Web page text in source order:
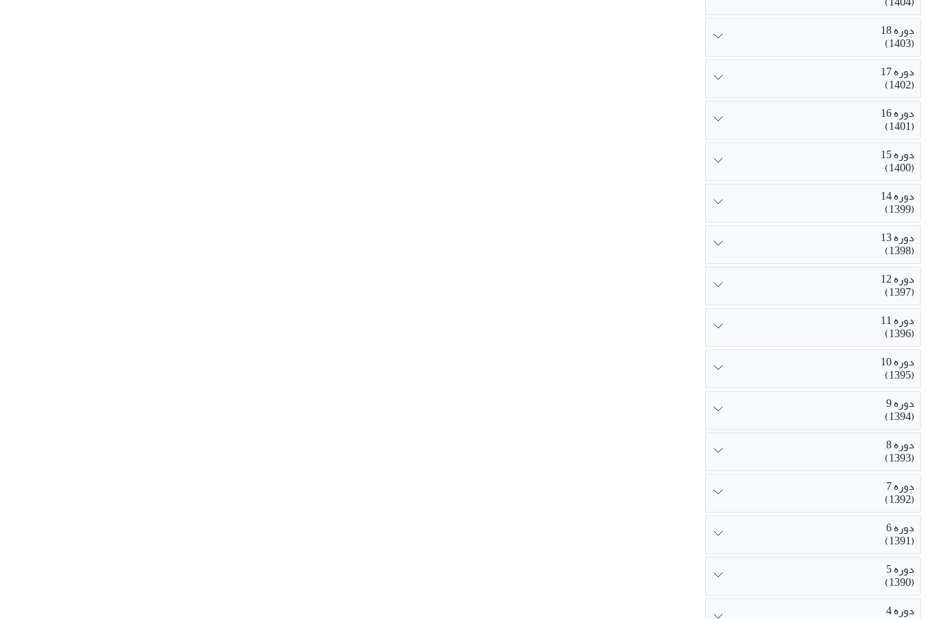
دوره 18
(1403)
دوره 17
(1402)
دوره 16
(1401)
دوره 15
(1400)
دوره 14
(1399)
دوره 13
(1398)
دوره 12
(1397)
دوره 11
(1396)
دوره 10
(1395)
دوره 9
(1394)
دوره 8
(1393)
دوره 7
(1392)
دوره 6
(1391)
دوره 5
(1390)
دوره 4